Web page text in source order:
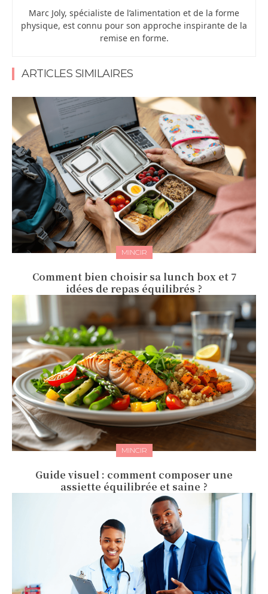
Marc Joly, spécialiste de l’alimentation et de la forme
physique, est connu pour son approche inspirante de la
remise en forme.
ARTICLES SIMILAIRES
MINCIR
Comment bien choisir sa lunch box et 7
idées de repas équilibrés ?
MINCIR
Guide visuel : comment composer une
assiette équilibrée et saine ?